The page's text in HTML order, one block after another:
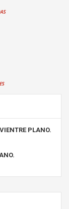
PLANO.